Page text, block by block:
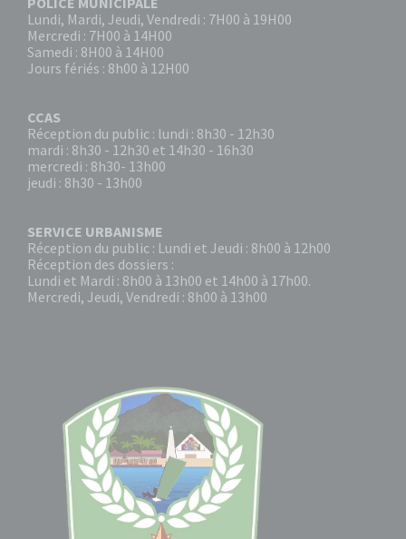
Lundi, Mardi, Jeudi, Vendredi : 7H00 à 19H00
Mercredi : 7H00 à 14H00
Samedi : 8H00 à 14H00
Jours fériés : 8h00 à 12H00
CCAS
Réception du public : lundi : 8h30 - 12h30
mardi : 8h30 - 12h30 et 14h30 - 16h30
mercredi : 8h30- 13h00
jeudi : 8h30 - 13h00
SERVICE URBANISME
Réception du public : Lundi et Jeudi : 8h00 à 12h00
Réception des dossiers :
Lundi et Mardi : 8h00 à 13h00 et 14h00 à 17h00.
Mercredi, Jeudi, Vendredi : 8h00 à 13h00